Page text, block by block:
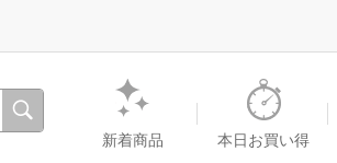
販・テレビショッピングのショップチャンネル
新着商品 本日お買い得